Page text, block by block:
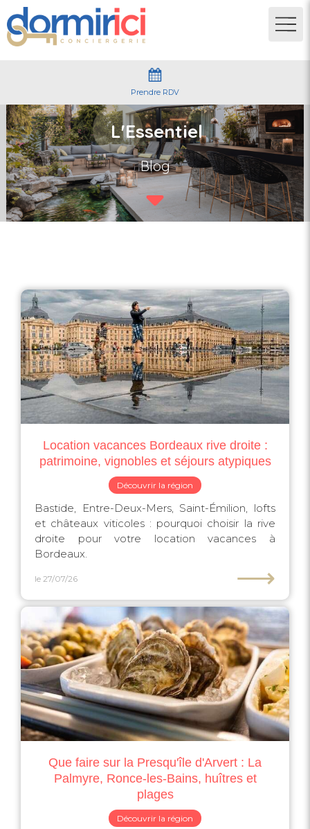
Prendre RDV
L'Essentiel
Blog
Location vacances Bordeaux rive droite :
patrimoine, vignobles et séjours atypiques
Découvrir la région
Bastide, Entre-Deux-Mers, Saint-Émilion, lofts
et châteaux viticoles : pourquoi choisir la rive
droite pour votre location vacances à
Bordeaux.
le 27/07/26 ⟶
Que faire sur la Presqu'île d'Arvert : La
Palmyre, Ronce-les-Bains, huîtres et
plages
Découvrir la région